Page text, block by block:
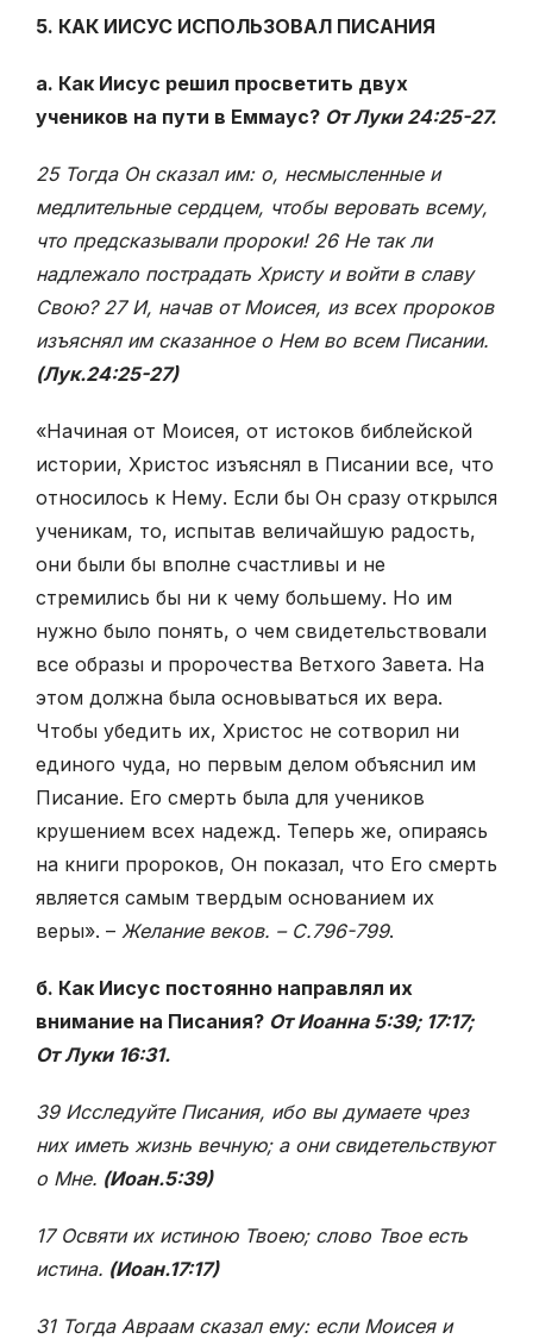
5. КАК ИИСУС ИСПОЛЬЗОВАЛ ПИСАНИЯ
а. Как Иисус решил просветить двух
учеников на пути в Еммаус? От Луки 24:25-27.
25 Тогда Он сказал им: о, несмысленные и
медлительные сердцем, чтобы веровать всему,
что предсказывали пророки! 26 Не так ли
надлежало пострадать Христу и войти в славу
Свою? 27 И, начав от Моисея, из всех пророков
изъяснял им сказанное о Нем во всем Писании.
(Лук.24:25-27)
«Начиная от Моисея, от истоков библейской
истории, Христос изъяснял в Писании все, что
относилось к Нему. Если бы Он сразу открылся
ученикам, то, испытав величайшую радость,
они были бы вполне счастливы и не
стремились бы ни к чему большему. Но им
нужно было понять, о чем свидетельствовали
все образы и пророчества Ветхого Завета. На
этом должна была основываться их вера.
Чтобы убедить их, Христос не сотворил ни
единого чуда, но первым делом объяснил им
Писание. Его смерть была для учеников
крушением всех надежд. Теперь же, опираясь
на книги пророков, Он показал, что Его смерть
является самым твердым основанием их
веры». – Желание веков. – С.796-799.
б. Как Иисус постоянно направлял их
внимание на Писания? От Иоанна 5:39; 17:17;
От Луки 16:31.
39 Исследуйте Писания, ибо вы думаете чрез
них иметь жизнь вечную; а они свидетельствуют
о Мне. (Иоан.5:39)
17 Освяти их истиною Твоею; слово Твое есть
истина. (Иоан.17:17)
31 Тогда Авраам сказал ему: если Моисея и